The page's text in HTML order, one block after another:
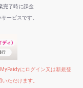
完了時に課金
ービスです。
にログイン又は新規登
ただけます。